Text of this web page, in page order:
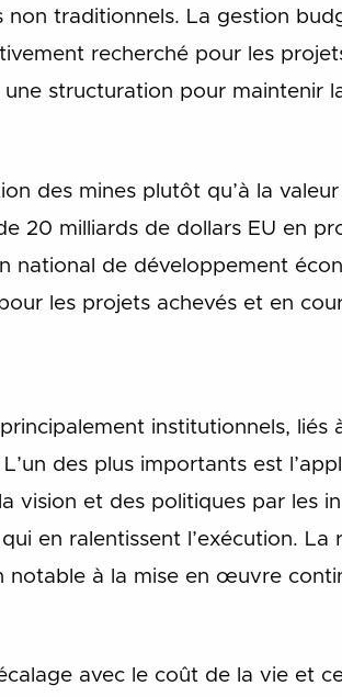
non traditionnels. La gestion
recherché pour les
structuration pour maintenir
des mines plutôt qu’à la
20 milliards de dollars EU en
national de développement
les projets achevés et en
institutionnels, liés
des plus importants est
vision et des politiques par les
en ralentissent l’exécution. La
notable à la mise en œuvre
avec le coût de la vie et